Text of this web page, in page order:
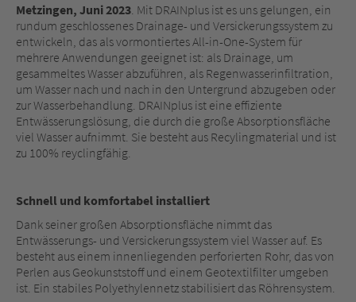
Metzingen, Juni 2023 . Mit DRAINplus ist es uns gelungen, ein
rundum geschlossenes Drainage- und Versickerungssystem zu
entwickeln, das als vormontiertes All-in-One-System für
mehrere Anwendungen geeignet ist: als Drainage, um
gesammeltes Wasser abzuführen, als Regenwasserinfiltration,
um Wasser nach und nach in den Untergrund abzugeben oder
zur Wasserbehandlung. DRAINplus ist eine effiziente
Entwässerungslösung, die durch die große Absorptionsfläche
viel Wasser aufnimmt. Sie besteht aus Recylingmaterial und ist
zu 100% reyclingfähig.
Schnell und komfortabel installiert
Dank seiner großen Absorptionsfläche nimmt das
Entwässerungs- und Versickerungssystem viel Wasser auf. Es
besteht aus einem innenliegenden perforierten Rohr, das von
Perlen aus Geokunststoff und einem Geotextilfilter umgeben
ist. Ein stabiles Polyethylennetz stabilisiert das Röhrensystem.